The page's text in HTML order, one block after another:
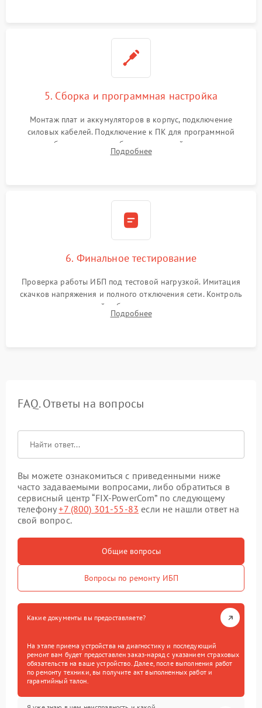
5. Сборка и программная настройка
Монтаж плат и аккумуляторов в корпус, подключение
силовых кабелей. Подключение к ПК для программной
калибровки констант батареи, настройки порогов
срабатывания AVR и сброса счетчиков старения АКБ.
Подробнее
6. Финальное тестирование
Проверка работы ИБП под тестовой нагрузкой. Имитация
скачков напряжения и полного отключения сети. Контроль
времени автономной работы, температурного режима и
корректности формы выходного сигнала.
Подробнее
FAQ. Ответы на вопросы
Вы можете ознакомиться с приведенными ниже
часто задаваемыми вопросами, либо обратиться в
сервисный центр “FIX-PowerCom” по следующему
телефону+7 (800) 301-55-83 если не нашли ответ на
свой вопрос.
Общие вопросы
Вопросы по ремонту ИБП
Какие документы вы предоставляете?
На этапе приема устройства на диагностику и последующий
ремонт вам будет предоставлен заказ-наряд с указанием страховых
обязательств на ваше устройство. Далее, после выполнения работ
по ремонту техники, вы получите акт выполненных работ и
гарантийный талон.